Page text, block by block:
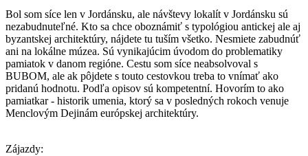
Bol som síce len v Jordánsku, ale návštevy lokalít v Jordánsku sú
nezabudnuteľné. Kto sa chce oboznámiť s typológiou antickej ale aj
byzantskej architektúry, nájdete tu tuším všetko. Nesmiete zabudnúť
ani na lokálne múzea. Sú vynikajúcim úvodom do problematiky
pamiatok v danom regióne. Cestu som síce neabsolvoval s
BUBOM, ale ak pôjdete s touto cestovkou treba to vnímať ako
pridanú hodnotu. Podľa opisov sú kompetentní. Hovorím to ako
pamiatkar - historik umenia, ktorý sa v posledných rokoch venuje
Menclovým Dejinám európskej architektúry.
Zájazdy: